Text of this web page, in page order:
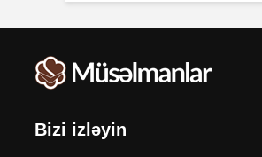
Bizi izləyin